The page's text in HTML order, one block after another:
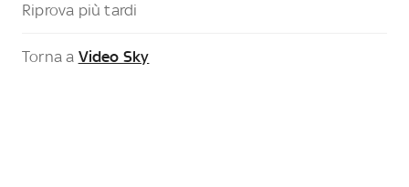
Riprova più tardi
Torna a Video Sky